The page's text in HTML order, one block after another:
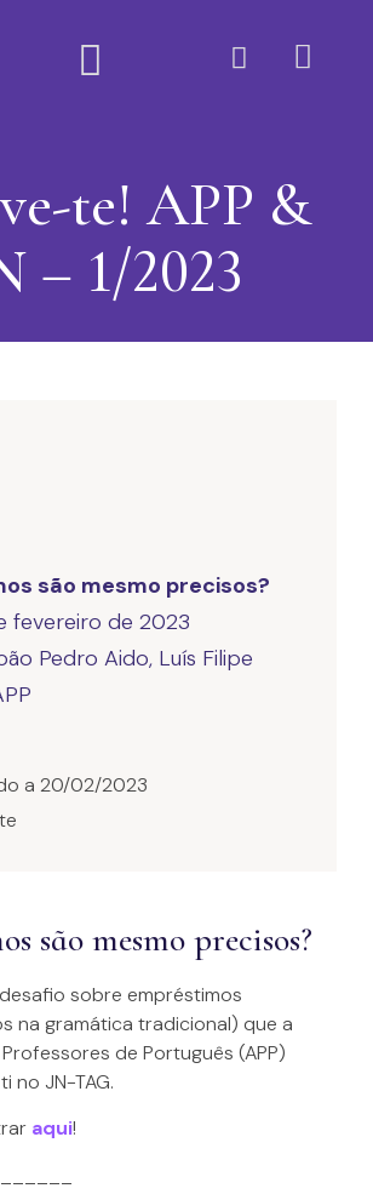
te! APP &
– 1/2023
são mesmo precisos?
fevereiro de 2023
Pedro Aido, Luís Filipe
a 20/02/2023
são mesmo precisos?
sobre empréstimos
na gramática tradicional) que a
de Português (APP)
no JN-TAG.
aqui!